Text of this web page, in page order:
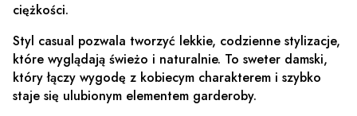
ciężkości.
Styl casual pozwala tworzyć lekkie, codzienne stylizacje,
które wyglądają świeżo i naturalnie. To sweter damski,
który łączy wygodę z kobiecym charakterem i szybko
staje się ulubionym elementem garderoby.